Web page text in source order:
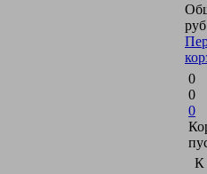
0
0
0
К